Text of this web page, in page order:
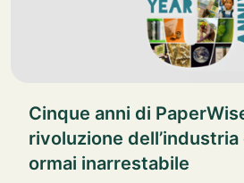
Cinque anni di
rivoluzione
ormai inarrestabile